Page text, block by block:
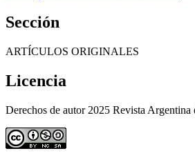
Sección
ARTÍCULOS ORIGINALES
Licencia
Derechos de autor 2025 Revista Argentina